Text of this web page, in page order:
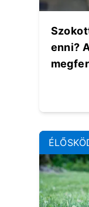
enni?